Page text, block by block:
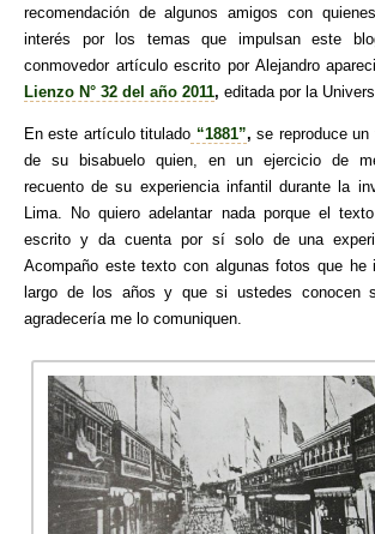
recomendación de algunos amigos con
interés por los temas que impulsan este
conmovedor artículo escrito por Alejandro
Lienzo N° 32 del año 2011, editada por la
En este artículo titulado “1881”, se reproduce
de su bisabuelo quien, en un ejercicio de
recuento de su experiencia infantil durante la
Lima. No quiero adelantar nada porque el
escrito y da cuenta por sí solo de una
Acompaño este texto con algunas fotos que he
largo de los años y que si ustedes conocen
agradecería me lo comuniquen.